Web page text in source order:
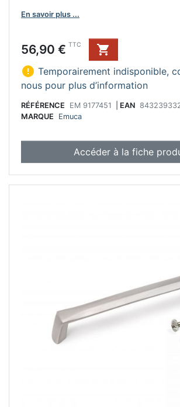
En savoir plus ...
Prix
56,90 € TTC

 Temporairement indisponible,
nous pour plus d’information
RÉFÉRENCE EM 9177451 EAN
MARQUE
Emuca
Accéder à la fiche